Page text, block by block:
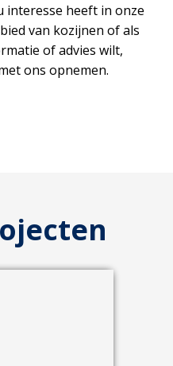
interesse heeft in onze
van kozijnen of als
of advies wilt,
ons opnemen.